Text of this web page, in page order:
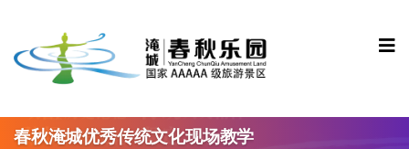
春秋淹城优秀传统文化现场教学